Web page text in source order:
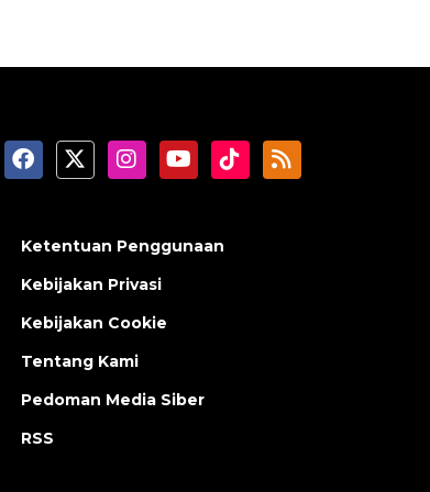
Ketentuan Penggunaan
Kebijakan Privasi
Kebijakan Cookie
Tentang Kami
Pedoman Media Siber
RSS